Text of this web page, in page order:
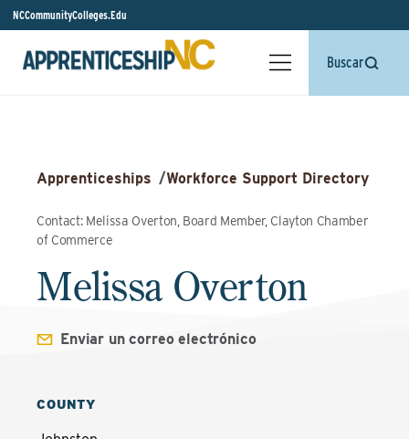
NCCommunityColleges.Edu
Buscar
Apprenticeships /Workforce Support Directory
Contact: Melissa Overton, Board Member, Clayton Chamber
of Commerce
Melissa Overton
Enviar un correo electrónico
COUNTY